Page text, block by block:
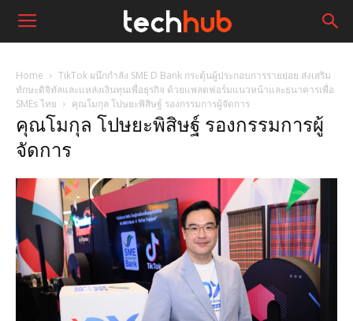
Home
TikTok ผนึกกำลัง SME D Bank กระตุ้นผู้ประกอบการรายย่อย ส่งเสริม
ทักษะดิจิทัลและแหล่งเงินทุนเพื่อธุรกิจ ด้วยแพลตฟอร์มแนวหน้าและธนาคารเพื่อ
SMEs ไทย
คุณโมกุล โปษยะพิสิษฐ์ รองกรรมการผู้จัดการ
คุณโมกุล โปษยะพิสิษฐ์ รองกรรมการผู้
จัดการ